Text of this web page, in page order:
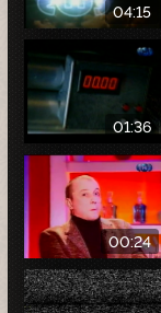
04:15
01:36
00:24